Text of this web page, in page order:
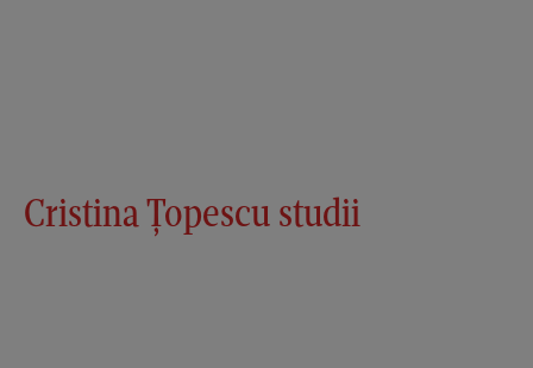
Cristina Țopescu studii